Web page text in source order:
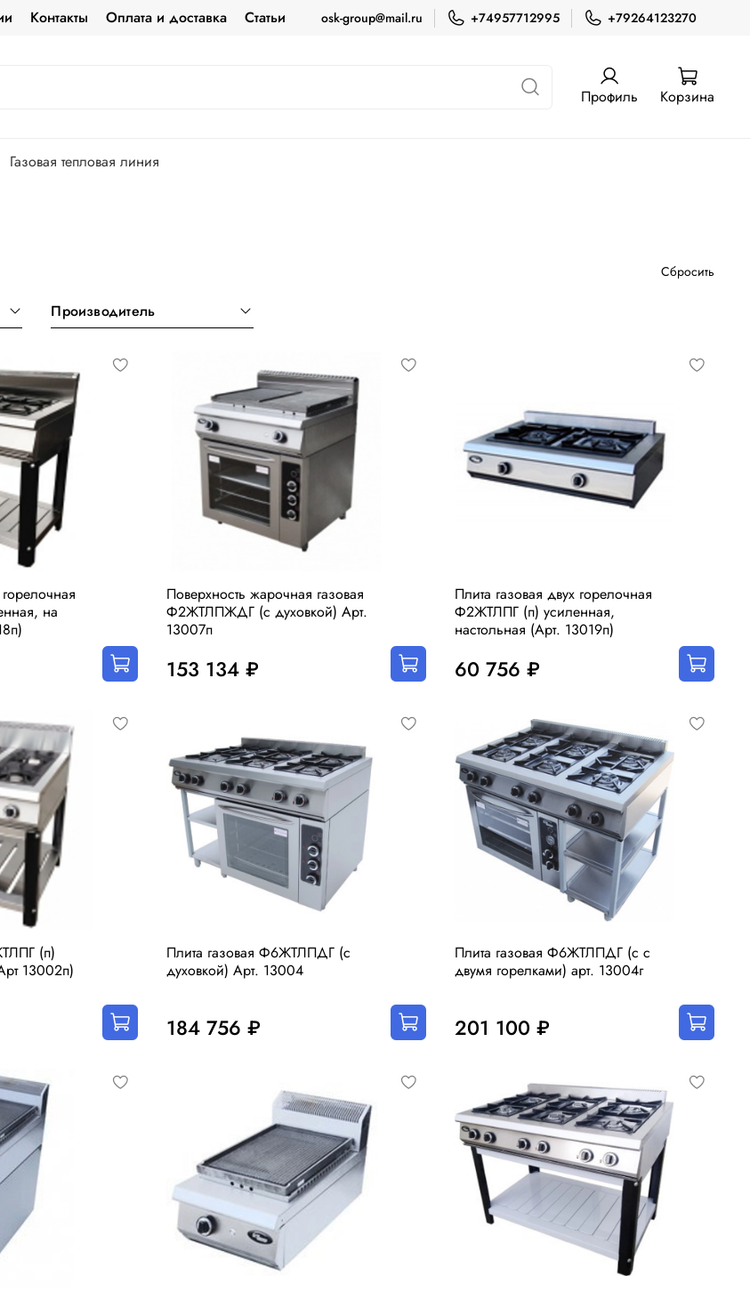
Контакты Оплата и доставка Статьи osk-group@mail.ru +74957712995 +79264123270
Профиль Корзина
Газовая тепловая линия
Сбросить
Производитель
на
Поверхность жарочная газовая
Ф2ЖТЛПЖДГ (с духовкой) Арт.
13007п
153 134 ₽
Плита газовая двух горелочная
Ф2ЖТЛПГ (п) усиленная,
настольная (Арт. 13019п)
60 756 ₽
(п)
13002п)
Плита газовая Ф6ЖТЛПДГ (с
духовкой) Арт. 13004
184 756 ₽
Плита газовая Ф6ЖТЛПДГ (с с
двумя горелками) арт. 13004г
201 100 ₽